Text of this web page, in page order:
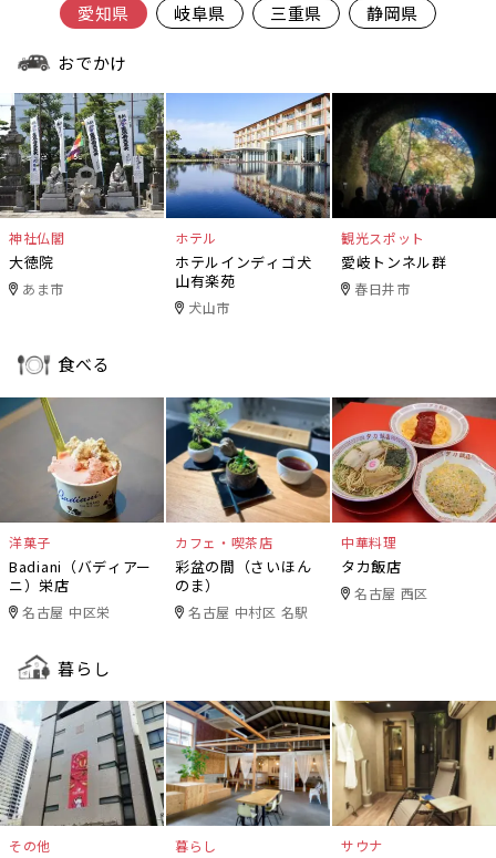
愛知県 岐阜県 三重県 静岡県
おでかけ
神社仏閣
大徳院
あま市
ホテル
ホテルインディゴ犬
山有楽苑
犬山市
観光スポット
愛岐トンネル群
春日井市
食べる
洋菓子
Badiani（バディアー
ニ）栄店
名古屋 中区栄
カフェ・喫茶店
彩盆の間（さいほん
のま）
名古屋 中村区 名駅
中華料理
タカ飯店
名古屋 西区
暮らし
その他 暮らし サウナ